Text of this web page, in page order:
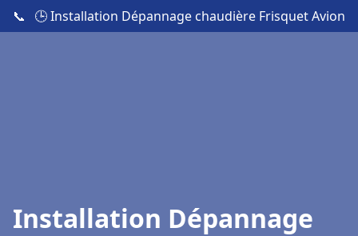
📞 🕒 Installation Dépannage chaudière Frisquet Avion
Installation Dépannage